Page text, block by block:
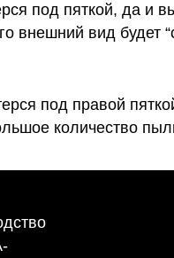
под пяткой, да и
внешний вид будет
под правой
количество